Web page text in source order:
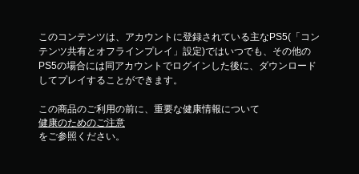
このコンテンツは、アカウントに登録されている主なPS5(「コン
テンツ共有とオフラインプレイ」設定)ではいつでも、その他の
PS5の場合には同アカウントでログインした後に、ダウンロード
してプレイすることができます。
この商品のご利用の前に、重要な健康情報について
健康のためのご注意
をご参照ください。